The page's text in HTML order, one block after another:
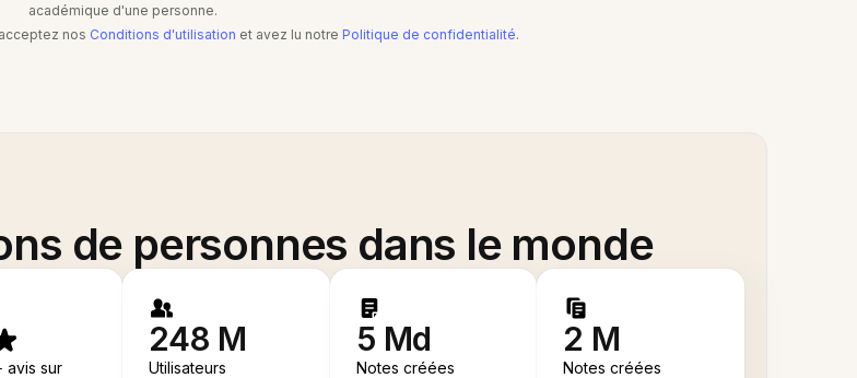
académique d'une personne.
nos Conditions d'utilisation et avez lu notre Politique de confidentialité.
de personnes dans le monde
avis sur
248 M
Utilisateurs
5 Md
Notes créées
2 M
Notes créées